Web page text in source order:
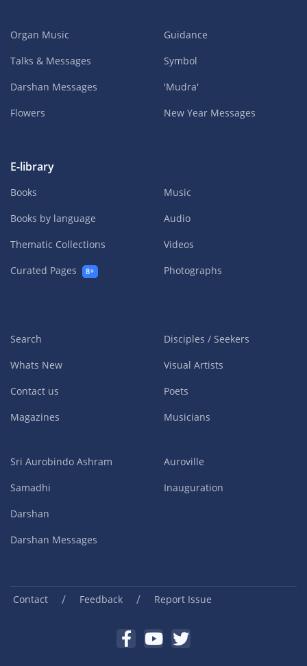
Organ Music
Talks & Messages
Darshan Messages
Flowers
Guidance
Symbol
'Mudra'
New Year Messages
E-library
Books
Books by language
Thematic Collections
Curated Pages
8+
Music
Audio
Videos
Photographs
Search
Whats New
Contact us
Magazines
Disciples / Seekers
Visual Artists
Poets
Musicians
Sri Aurobindo Ashram
Samadhi
Darshan
Darshan Messages
Auroville
Inauguration
Contact / Feedback / Report Issue